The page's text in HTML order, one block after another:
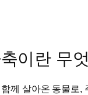
이란 무
께 살아온 동물로,